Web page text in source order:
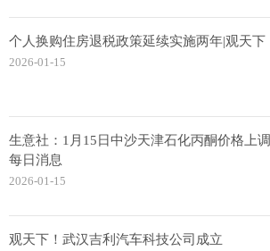
个人换购住房退税政策延续实施两年|观天下
2026-01-15
生意社：1月15日中沙天津石化丙酮价格上调
每日消息
2026-01-15
观天下！武汉吉利汽车科技公司成立